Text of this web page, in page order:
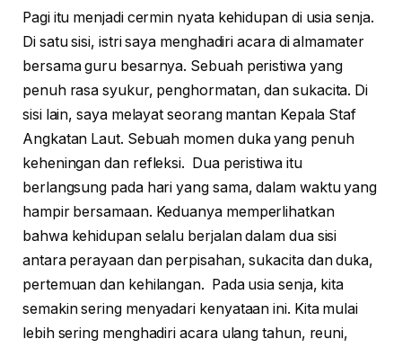
Pagi itu menjadi cermin nyata kehidupan di usia senja.
Di satu sisi, istri saya menghadiri acara di almamater
bersama guru besarnya. Sebuah peristiwa yang
penuh rasa syukur, penghormatan, dan sukacita. Di
sisi lain, saya melayat seorang mantan Kepala Staf
Angkatan Laut. Sebuah momen duka yang penuh
keheningan dan refleksi. Dua peristiwa itu
berlangsung pada hari yang sama, dalam waktu yang
hampir bersamaan. Keduanya memperlihatkan
bahwa kehidupan selalu berjalan dalam dua sisi
antara perayaan dan perpisahan, sukacita dan duka,
pertemuan dan kehilangan. Pada usia senja, kita
semakin sering menyadari kenyataan ini. Kita mulai
lebih sering menghadiri acara ulang tahun, reuni,